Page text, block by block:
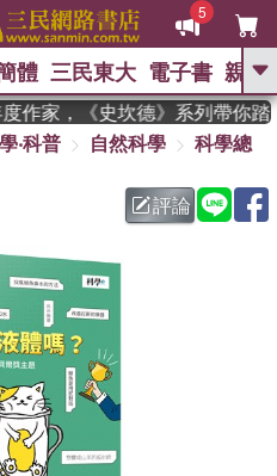
5
GO
：東野圭吾 、 高希均教授回憶錄
暑期推薦 、 國際布克
方念華 、 台灣的李
的迷走神經
體 三民東大 電子書 親子
，《史坎德》系列帶你踏上
‧科普 自然科學
科學總
評論